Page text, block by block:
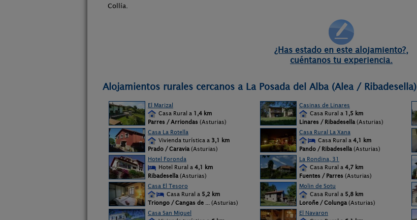
Collía.
¿Has estado en este alojamiento?,
cuéntanos tu experiencia.
Alojamientos rurales cercanos a La Posada del Alba (Alea / Ribadesella)
El Marizal
Casa Rural a 1,4 km
Parres / Arriondas (Asturias)
Casinas de Linares
Casa Rural a 1,5 km
Linares / Ribadesella (Asturias)
Casa La Rotella
Vivienda turística a 3,1 km
Prado / Caravia (Asturias)
Casa Rural La Xana
Casa Rural a 4,1 km
Pando / Ribadesella (Asturias)
Hotel Foronda
Hotel Rural a 4,1 km
Ribadesella (Asturias)
La Rondina, 31
Casa Rural a 4,7 km
Fuentes / Parres (Asturias)
Casa El Tesoro
Casa Rural a 5,2 km
Triongo / Cangas de ... (Asturias)
Molin de Sotu
Casa Rural a 5,8 km
Loroñe / Colunga (Asturias)
Casa San Miguel
El Navaron